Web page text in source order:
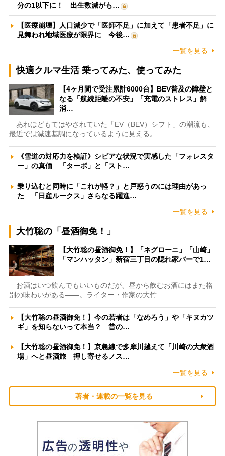
分の1以下に！ 出生数減がも…
【医療崩壊】人口減少で「医師不足」に加えて「患者不足」に
見舞われ地域医療が限界に 今後…
一覧を見る
快適クルマ生活 乗ってみた、使ってみた
【4ヶ月間で受注累計6000台】BEV普及の障壁と
なる「航続距離の不安」「充電のストレス」解
消…
あれほどもてはやされていた「EV（BEV）シフト」の潮流も、
最近では減速基調になっているように見える。…
《雪道の対応力を検証》シビアな状況で実感した「フォレスタ
ー」の真価 「ターボ」と「スト…
乗り込むと同時に「これが軽？」と戸惑うのには理由があっ
た 「日産ルークス」さらなる躍進…
一覧を見る
大竹聡の「昼酒御免！」
【大竹聡の昼酒御免！】「ネグローニ」「山崎」
「マンハッタン」新宿三丁目の隠れ家バーで1…
お酒はいつ飲んでもいいものだが、昼から飲むお酒にはまた格
別の味わいがある――。ライター・作家の大竹…
【大竹聡の昼酒御免！】今の若者は「なめろう」や「キヌカツ
ギ」を知らないって本当？ 昔の…
【大竹聡の昼酒御免！】京急線で多摩川越えて「川崎の大衆酒
場」へと昼酒旅 押し寄せるノス…
一覧を見る
著者・連載の一覧を見る